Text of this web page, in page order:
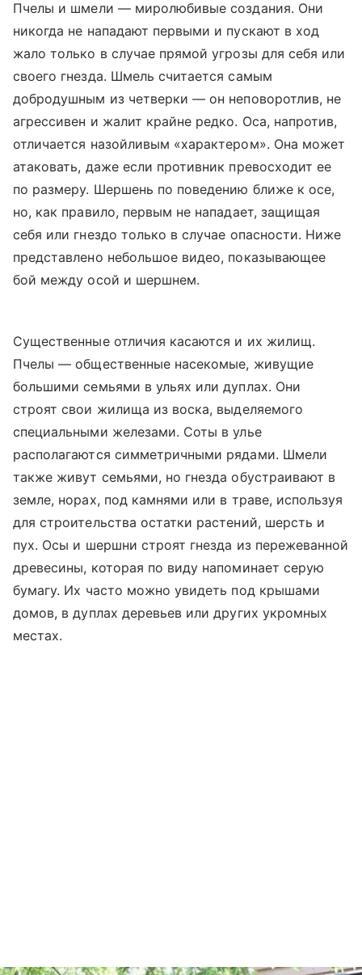
Пчелы и шмели — миролюбивые создания. Они
никогда не нападают первыми и пускают в ход
жало только в случае прямой угрозы для себя или
своего гнезда. Шмель считается самым
добродушным из четверки — он неповоротлив, не
агрессивен и жалит крайне редко. Оса, напротив,
отличается назойливым «характером». Она может
атаковать, даже если противник превосходит ее
по размеру. Шершень по поведению ближе к осе,
но, как правило, первым не нападает, защищая
себя или гнездо только в случае опасности. Ниже
представлено небольшое видео, показывающее
бой между осой и шершнем.
Существенные отличия касаются и их жилищ.
Пчелы — общественные насекомые, живущие
большими семьями в ульях или дуплах. Они
строят свои жилища из воска, выделяемого
специальными железами. Соты в улье
располагаются симметричными рядами. Шмели
также живут семьями, но гнезда обустраивают в
земле, норах, под камнями или в траве, используя
для строительства остатки растений, шерсть и
пух. Осы и шершни строят гнезда из пережеванной
древесины, которая по виду напоминает серую
бумагу. Их часто можно увидеть под крышами
домов, в дуплах деревьев или других укромных
местах.